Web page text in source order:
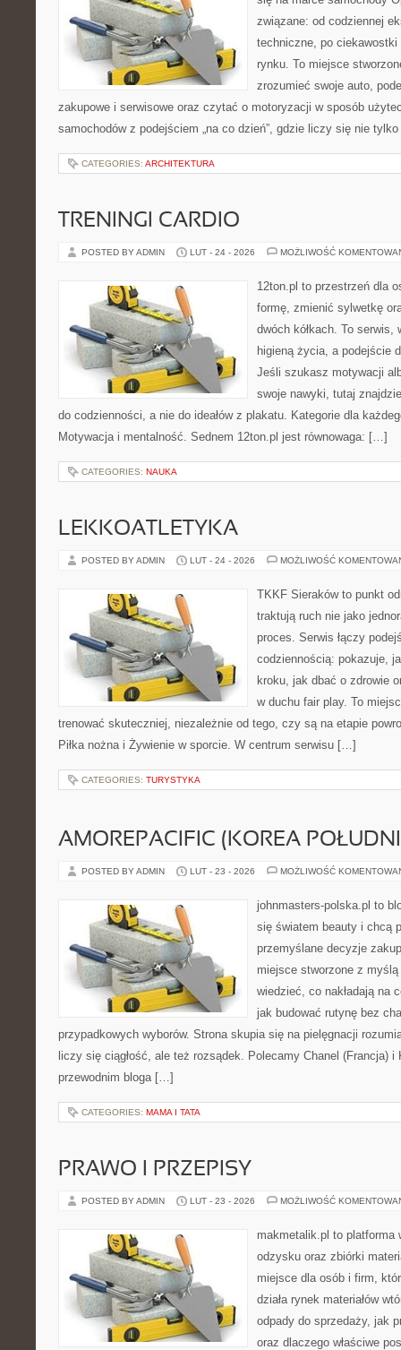
związane: od codziennej
techniczne, po
rynku. To miejsce
zrozumieć swoje auto,
zakupowe i serwisowe oraz czytać o motoryzacji w sposób
samochodów z podejściem „na co dzień”, gdzie liczy się nie
CATEGORIES: ARCHITEKTURA
TRENINGI CARDIO
POSTED BY ADMIN LUT - 24 - 2026 MOŻLIWOŚĆ
12ton.pl to przestrzeń dla
formę, zmienić sylwetkę
dwóch kółkach. To serwis,
higieną życia, a podejście
Jeśli szukasz motywacji
swoje nawyki, tutaj
do codzienności, a nie do ideałów z plakatu. Kategorie dla
Motywacja i mentalność. Sednem 12ton.pl jest równowaga: […]
CATEGORIES: NAUKA
LEKKOATLETYKA
POSTED BY ADMIN LUT - 24 - 2026 MOŻLIWOŚĆ
TKKF Sieraków to punkt
traktują ruch nie jako
proces. Serwis łączy
codziennością: pokazuje,
kroku, jak dbać o zdrowie
w duchu fair play. To
trenować skuteczniej, niezależnie od tego, czy są na etapie
Piłka nożna i Żywienie w sporcie. W centrum serwisu […]
CATEGORIES: TURYSTYKA
AMOREPACIFIC (KOREA
POSTED BY ADMIN LUT - 23 - 2026 MOŻLIWOŚĆ
johnmasters-polska.pl to
się światem beauty i chcą
przemyślane decyzje
miejsce stworzone z
wiedzieć, co nakładają na
jak budować rutynę bez
przypadkowych wyborów. Strona skupia się na pielęgnacji
liczy się ciągłość, ale też rozsądek. Polecamy Chanel (Francja)
przewodnim bloga […]
CATEGORIES: MAMA I TATA
PRAWO I PRZEPISY
POSTED BY ADMIN LUT - 23 - 2026 MOŻLIWOŚĆ
makmetalik.pl to platforma
odzysku oraz zbiórki
miejsce dla osób i firm,
działa rynek materiałów
odpady do sprzedaży, jak
oraz dlaczego właściwe